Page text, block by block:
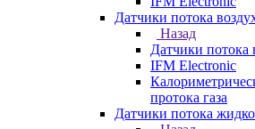
Датчики потока
Назад
Датчики потока
IFM Electronic
протока газа
Датчики потока